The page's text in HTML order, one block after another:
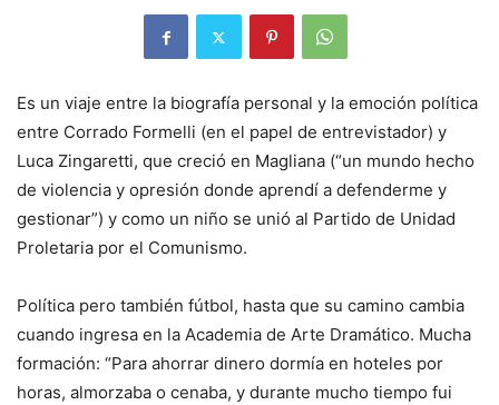
Es un viaje entre la biografía personal y la emoción política
entre Corrado Formelli (en el papel de entrevistador) y
Luca Zingaretti, que creció en Magliana (“un mundo hecho
de violencia y opresión donde aprendí a defenderme y
gestionar”) y como un niño se unió al Partido de Unidad
Proletaria por el Comunismo.
Política pero también fútbol, ​​hasta que su camino cambia
cuando ingresa en la Academia de Arte Dramático. Mucha
formación: “Para ahorrar dinero dormía en hoteles por
horas, almorzaba o cenaba, y durante mucho tiempo fui